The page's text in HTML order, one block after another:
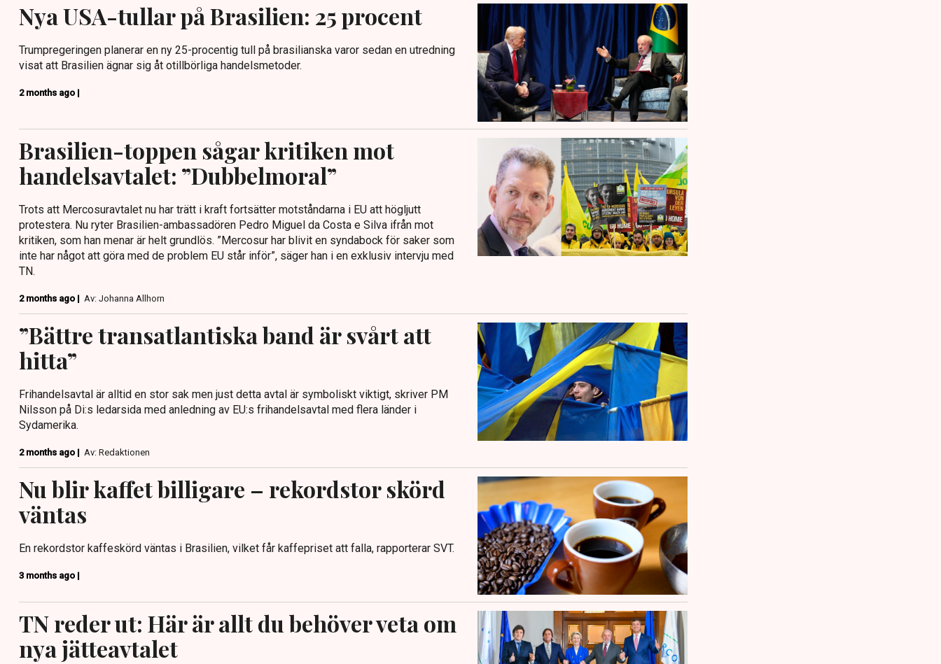
Nya USA-tullar på Brasilien: 25 procent
Trumpregeringen planerar en ny 25-procentig tull på brasilianska varor sedan en utredning
visat att Brasilien ägnar sig åt otillbörliga handelsmetoder.
2 months ago |
Brasilien-toppen sågar kritiken mot
handelsavtalet: ”Dubbelmoral”
Trots att Mercosuravtalet nu har trätt i kraft fortsätter motståndarna i EU att högljutt
protestera. Nu ryter Brasilien-ambassadören Pedro Miguel da Costa e Silva ifrån mot
kritiken, som han menar är helt grundlös. ”Mercosur har blivit en syndabock för saker som
inte har något att göra med de problem EU står inför”, säger han i en exklusiv intervju med
TN.
2 months ago | Av: Johanna Allhorn
”Bättre transatlantiska band är svårt att
hitta”
Frihandelsavtal är alltid en stor sak men just detta avtal är symboliskt viktigt, skriver PM
Nilsson på Di:s ledarsida med anledning av EU:s frihandelsavtal med flera länder i
Sydamerika.
2 months ago | Av: Redaktionen
Nu blir kaffet billigare – rekordstor skörd
väntas
En rekordstor kaffeskörd väntas i Brasilien, vilket får kaffepriset att falla, rapporterar SVT.
3 months ago |
TN reder ut: Här är allt du behöver veta om
nya jätteavtalet